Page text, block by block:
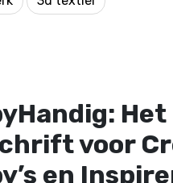
Het
voor
en